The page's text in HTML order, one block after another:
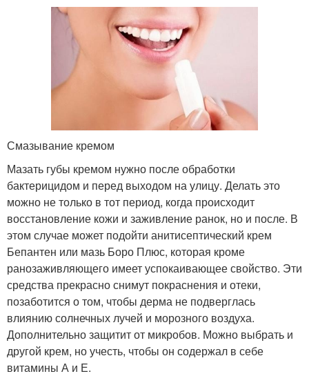
Смазывание кремом
Мазать губы кремом нужно после обработки
бактерицидом и перед выходом на улицу. Делать это
можно не только в тот период, когда происходит
восстановление кожи и заживление ранок, но и после. В
этом случае может подойти анитисептический крем
Бепантен или мазь Боро Плюс, которая кроме
ранозаживляющего имеет успокаивающее свойство. Эти
средства прекрасно снимут покраснения и отеки,
позаботится о том, чтобы дерма не подверглась
влиянию солнечных лучей и морозного воздуха.
Дополнительно защитит от микробов. Можно выбрать и
другой крем, но учесть, чтобы он содержал в себе
витамины А и Е.